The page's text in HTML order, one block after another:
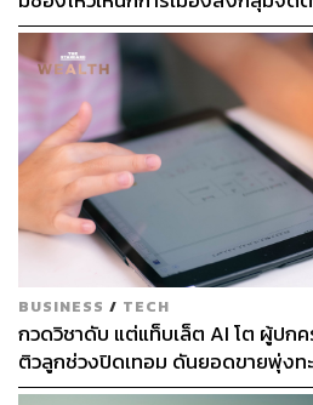
ล้านยึดประเทศได้
BUSINESS / TECH
กวดวิชาดับ แต่แท็บเล็ต AI โต ผู้ปก
ติวลูกช่วงปิดเทอม ดันยอดขายพุ่งท